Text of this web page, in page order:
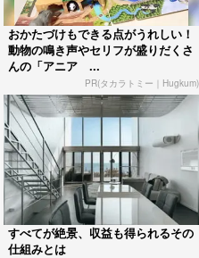
おかたづけもできる点がうれしい！
動物の鳴き声やセリフが盛りだくさ
んの「アニア ...
PR(タカラトミー｜Hugkum)
すべてが絶景、収益も得られるその
仕組みとは